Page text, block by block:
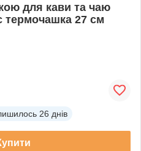
для кави та чаю
термочашка 27 см
26 днів